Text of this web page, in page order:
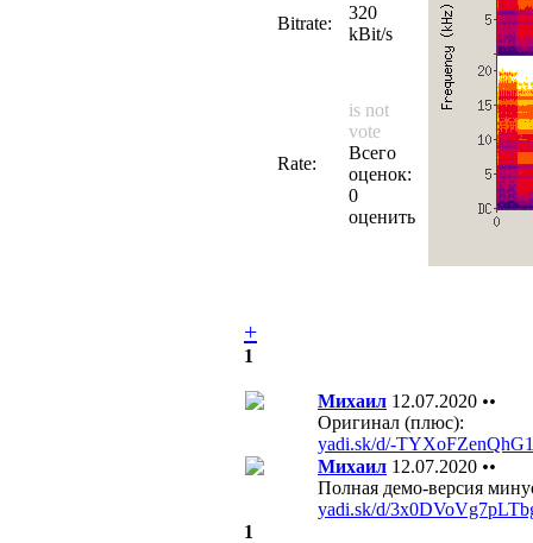
Bitrate:
320
kBit/s
Rate:
is not
vote
Всего
оценок:
0
оценить
+
1
Михаил 12.07.2020 ••
Оригинал (плюс):
yadi.sk/d/-
Михаил 12.07.2020 ••
Полная демо-версия
yadi.sk/d/
1